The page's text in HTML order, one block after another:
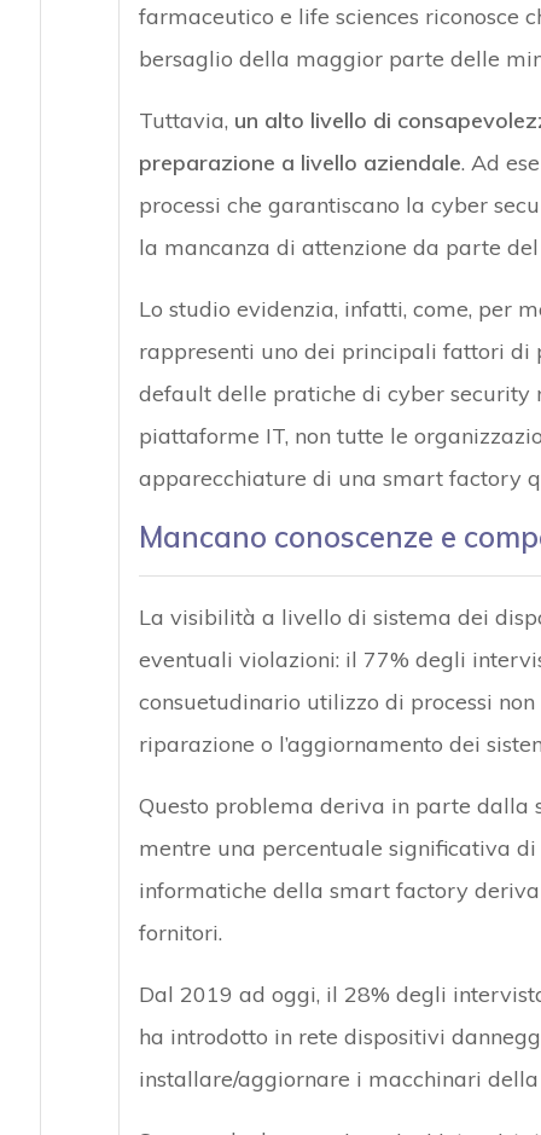
farmaceutico e life sciences riconosce
bersaglio della maggior parte delle
Tuttavia, un alto livello di
preparazione a livello aziendale. Ad
processi che garantiscano la cyber
la mancanza di attenzione da parte
Lo studio evidenzia, infatti, come, per
rappresenti uno dei principali fattori
default delle pratiche di cyber
piattaforme IT, non tutte le
apparecchiature di una smart factory
Mancano conoscenze e
La visibilità a livello di sistema dei
eventuali violazioni: il 77% degli
consuetudinario utilizzo di processi
riparazione o l’aggiornamento dei
Questo problema deriva in parte dalla
mentre una percentuale significativa
informatiche della smart factory
fornitori.
Dal 2019 ad oggi, il 28% degli
ha introdotto in rete dispositivi
installare/aggiornare i macchinari